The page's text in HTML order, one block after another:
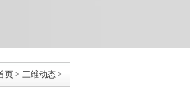
页 > 三维动态 >